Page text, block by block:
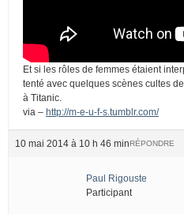
Et si les rôles de femmes étaient
tenté avec quelques scènes cultes
à Titanic.
via – http://m-e-u-f-s.tumblr.com/
10 mai 2014 à 10 h 46 minRÉPONDRE
Paul Rigouste
Participant